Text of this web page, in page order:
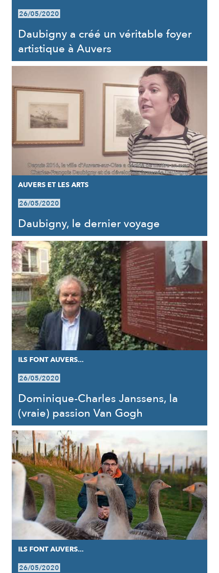
26/05/2020
Daubigny a créé un véritable foyer
artistique à Auvers
AUVERS ET LES ARTS
26/05/2020
Daubigny, le dernier voyage
ILS FONT AUVERS...
26/05/2020
Dominique-Charles Janssens, la
(vraie) passion Van Gogh
ILS FONT AUVERS...
26/05/2020